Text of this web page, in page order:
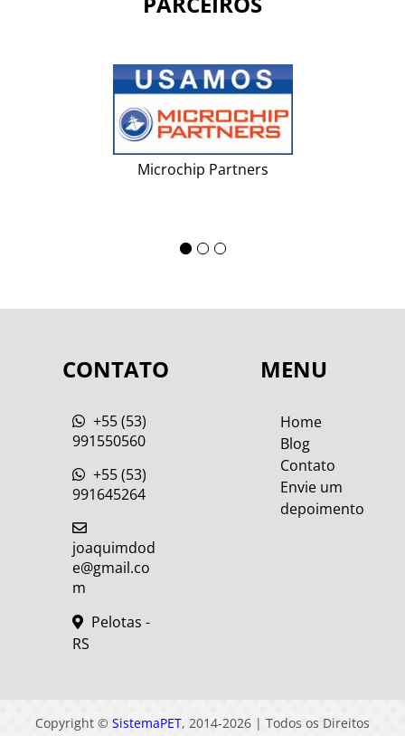
Microchip Partners
CONTATO
+55 (53)
991550560
+55 (53)
991645264
joaquimdod
e@gmail.co
m
Pelotas -
RS
MENU
Home
Blog
Contato
Envie um
depoimento
Copyright © SistemaPET, 2014-2026 | Todos os Direitos